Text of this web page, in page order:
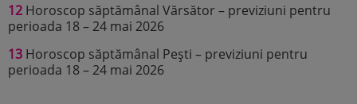
12 Horoscop săptămânal Vărsător – previziuni pentru
perioada 18 – 24 mai 2026
13 Horoscop săptămânal Pești – previziuni pentru
perioada 18 – 24 mai 2026